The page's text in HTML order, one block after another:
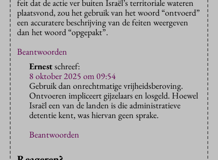
feit dat de actie ver buiten Israël’s territoriale wateren
plaatsvond, zou het gebruik van het woord “ontvoerd”
een accuratere beschrijving van de feiten weergeven
dan het woord “opgepakt”.
Beantwoorden
Ernestschreef:
8 oktober 2025 om 09:54
Gebruik dan onrechtmatige vrijheidsberoving.
Ontvoeren impliceert gijzelaars en losgeld. Hoewel
Israël een van de landen is die administratieve
detentie kent, was hiervan geen sprake.
Beantwoorden